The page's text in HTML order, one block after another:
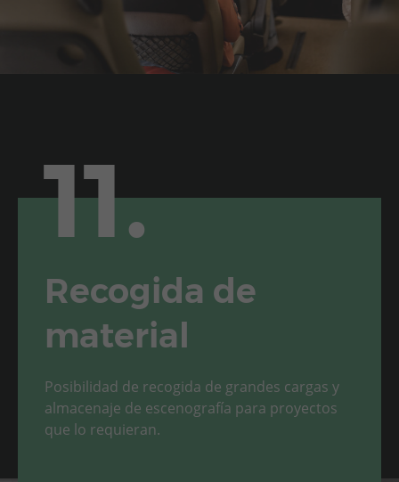
11.
Recogida de
material
Posibilidad de recogida de grandes cargas y
almacenaje de escenografía para proyectos
que lo requieran.